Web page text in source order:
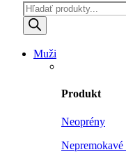
Products
search
Muži
Produkt
Neoprény
Nepremokavé